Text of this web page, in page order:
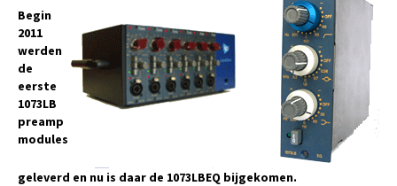
OCCASION GEAR
Begin
2011
werden
de
eerste
1073LB
preamp
modules
geleverd en nu is daar de 1073LBEQ bijgekomen.